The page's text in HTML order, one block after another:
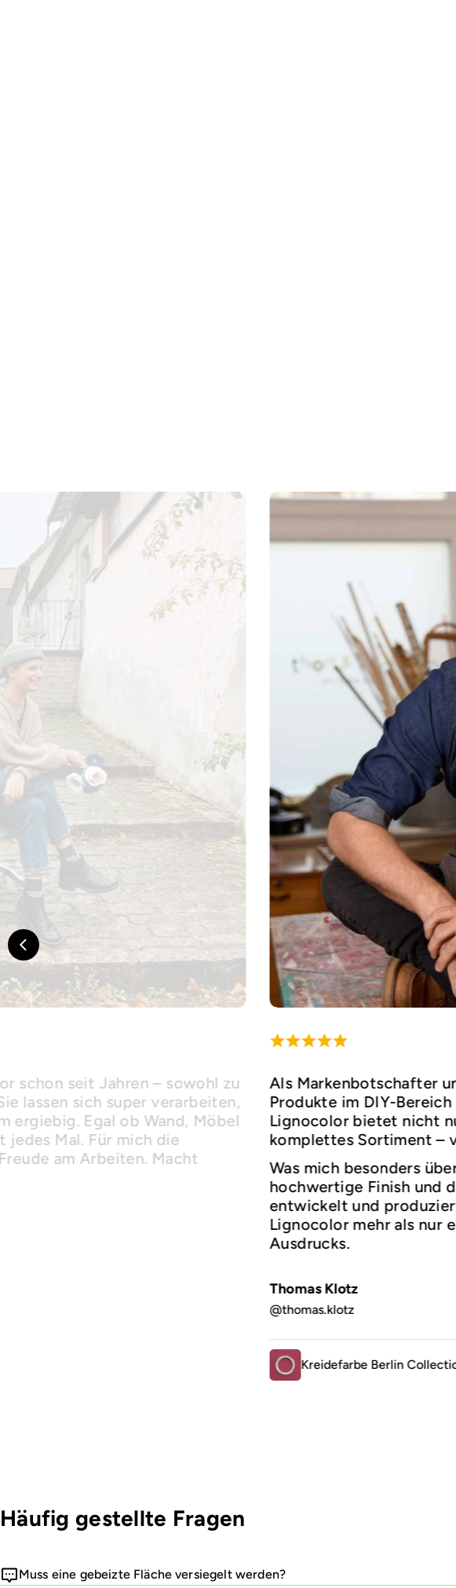
schon seit Jahren – sowohl zu
lassen sich super verarbeiten,
ergiebig. Egal ob Wand, Möbel
jedes Mal. Für mich die
am Arbeiten. Macht
Als Markenbotschafter
Produkte im DIY-Bereich
Lignocolor bietet nicht
komplettes Sortiment –
Was mich besonders
hochwertige Finish und
entwickelt und
Lignocolor mehr als nur
Ausdrucks.
Thomas Klotz
@thomas.klotz
Kreidefarbe Berlin
Häufig gestellte Fragen
Muss eine gebeizte Fläche versiegelt werden?